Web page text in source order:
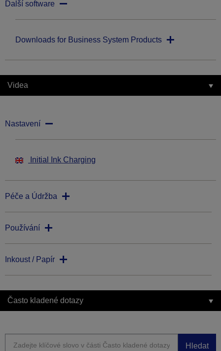
Další software
Downloads for Business System Products
Videa
Nastavení
Initial Ink Charging
Péče a Údržba
Používání
Inkoust / Papír
Často kladené dotazy
Hledat